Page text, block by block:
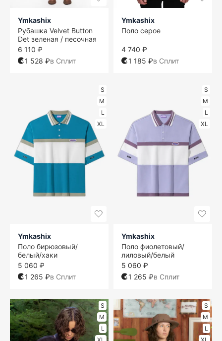
Ymkashix
Рубашка Velvet Button
Det зеленая / песочная
6 110 ₽
1 528 ₽в Сплит
Ymkashix
Поло серое
4 740 ₽
1 185 ₽в Сплит
S
M
L
XL
Ymkashix
Поло бирюзовый/
белый/хаки
5 060 ₽
1 265 ₽в Сплит
S
M
L
XL
Ymkashix
Поло фиолетовый/
лиловый/белый
5 060 ₽
1 265 ₽в Сплит
S
M
L
S
M
L